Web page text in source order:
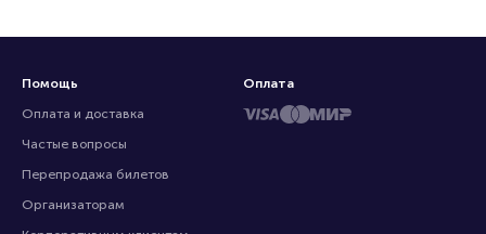
Помощь
Оплата и доставка
Частые вопросы
Перепродажа билетов
Организаторам
Оплата